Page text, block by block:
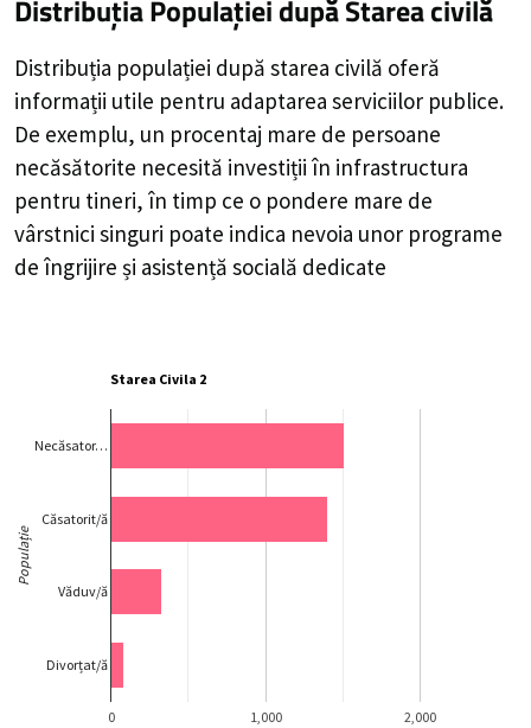
Distribuția Populațieidupă Starea civilă
Distribuția populației după starea civilă oferă
informații utile pentru adaptarea serviciilor publice.
De exemplu, un procentaj mare de persoane
necăsătorite necesită investiții în infrastructura
pentru tineri, în timp ce o pondere mare de
vârstnici singuri poate indica nevoia unor programe
de îngrijire și asistență socială dedicate
Starea Civila 2
0 1,000 2,000
Necăsator…
Căsatorit/ă
Văduv/ă
Divorțat/ă
Populație